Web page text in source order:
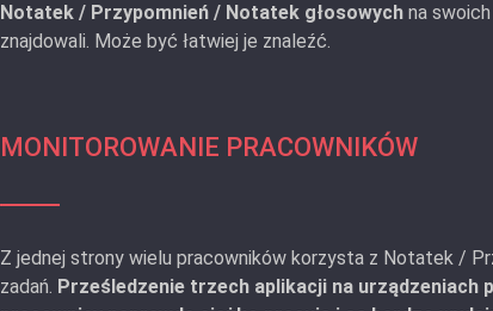
Notatek / Przypomnień / Notatek głosowych na
znajdowali. Może być łatwiej je znaleźć.
MONITOROWANIE PRACOWNIKÓW
Z jednej strony wielu pracowników korzysta z Notatek /
zadań. Prześledzenie trzech aplikacji na